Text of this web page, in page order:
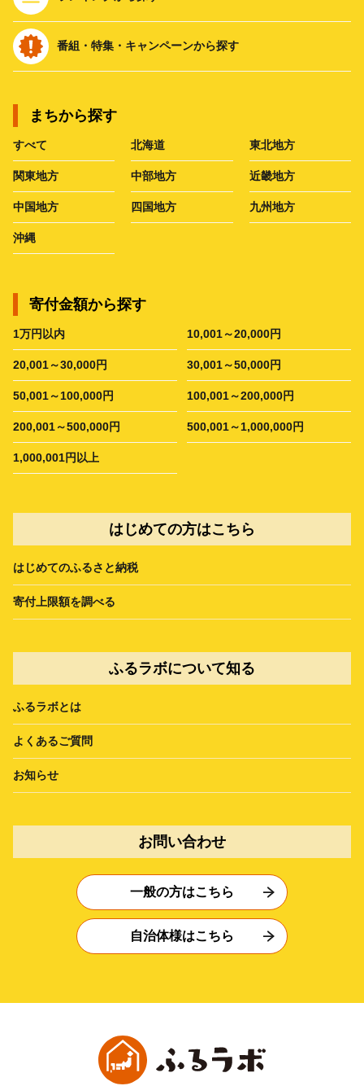
番組・特集・キャンペーンから探す
まちから探す
すべて 北海道 東北地方
関東地方 中部地方 近畿地方
中国地方 四国地方 九州地方
沖縄
寄付金額から探す
1万円以内 10,001～20,000円
20,001～30,000円 30,001～50,000円
50,001～100,000円 100,001～200,000円
200,001～500,000円 500,001～1,000,000円
1,000,001円以上
はじめての方はこちら
はじめてのふるさと納税
寄付上限額を調べる
ふるラボについて知る
ふるラボとは
よくあるご質問
お知らせ
お問い合わせ
一般の方はこちら
自治体様はこちら